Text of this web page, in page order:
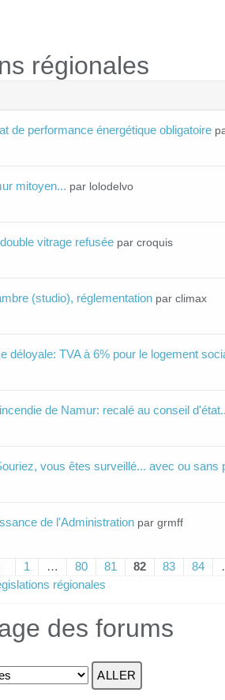
régionales
de performance énergétique obligatoire
mitoyen... par lolodelvo
vitrage refusée par croquis
(studio), réglementation par climax
déloyale: TVA à 6% pour le logement
de Namur: recalé au conseil
vous êtes surveillé... avec ou sans
de l'Administration par grmff
1 … 80 81 82 83 84
régionales
des forums